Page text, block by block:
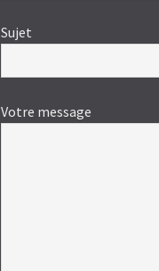
Sujet
Votre message